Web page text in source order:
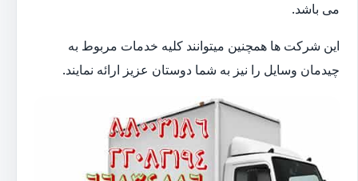
می باشد.
این شرکت ها همچنین میتوانند کلیه خدمات مربوط به
چیدمان وسایل را نیز به شما دوستان عزیز ارائه نمایند.